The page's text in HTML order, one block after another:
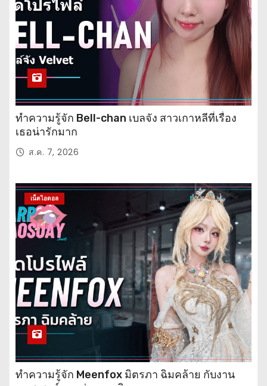
ทำความรู้จัก Bell-chan เบลจัง สาวเกาหลีที่เรื่อง
เธอน่ารักมาก
ส.ค. 7, 2026
เน็ตไอดอล
ทำความรู้จัก Meenfox มิตรภา ฉิมคล้าย กับงาน